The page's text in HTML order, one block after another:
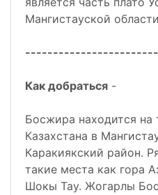
Мангистауской
Как добраться -
Босжира находится на
Казахстана в
Каракиякский район.
такие места как гора
Шокы Тау. Жогарлы